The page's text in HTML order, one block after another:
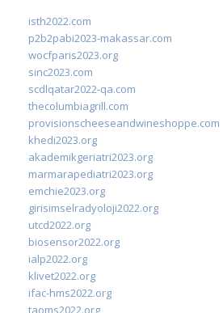
isth2022.com
p2b2pabi2023-makassar.com
wocfparis2023.org
sinc2023.com
scdlqatar2022-qa.com
thecolumbiagrill.com
provisionscheeseandwineshoppe.com
khedi2023.org
akademikgeriatri2023.org
marmarapediatri2023.org
emchie2023.org
girisimselradyoloji2022.org
utcd2022.org
biosensor2022.org
ialp2022.org
klivet2022.org
ifac-hms2022.org
taoms2022.org